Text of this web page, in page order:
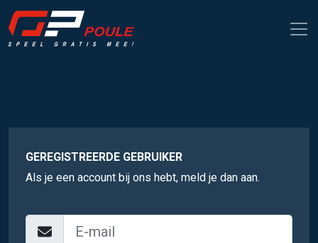
GEREGISTREERDE GEBRUIKER
Als je een account bij ons hebt, meld je dan aan.